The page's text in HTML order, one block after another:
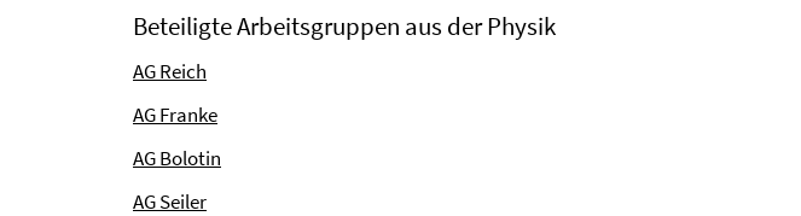
Beteiligte Arbeitsgruppen aus der Physik
AG Reich
AG Franke
AG Bolotin
AG Seiler